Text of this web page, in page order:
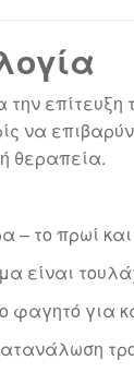
την
θεραπεία.
το πρωί
είναι
φαγητό για